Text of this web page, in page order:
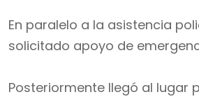
En paralelo a la asistencia
solicitado apoyo de
Posteriormente llegó al lugar